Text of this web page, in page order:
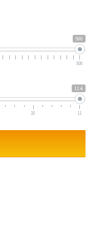
500
500
11 €
10 11